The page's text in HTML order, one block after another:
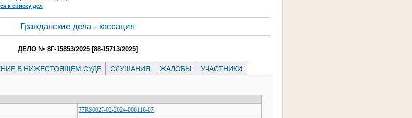
к списку дел
Гражданские дела - кассация
ДЕЛО № 8Г-15853/2025 [88-15713/2025]
В НИЖЕСТОЯЩЕМ СУДЕ СЛУШАНИЯ ЖАЛОБЫ УЧАСТНИКИ
77RS0027-02-2024-006116-07